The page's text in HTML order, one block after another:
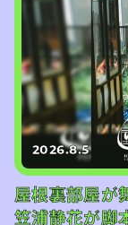
2026.8.5
屋根裏部屋が
笠浦静花が脚